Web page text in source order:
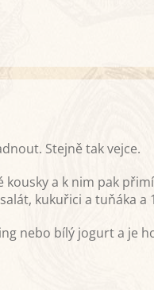
Stejně tak vejce.
a k nim pak
kukuřici a tuňáka a
nebo bílý jogurt a je